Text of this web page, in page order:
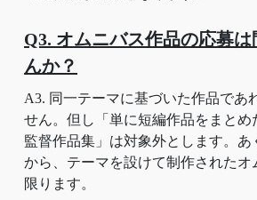
Q3. オムニバス作品の応募
んか？
A3. 同一テーマに基づいた作品であ
せん。但し「単に短編作品をまとめ
監督作品集」は対象外とします。あ
から、テーマを設けて制作されたオ
限ります。